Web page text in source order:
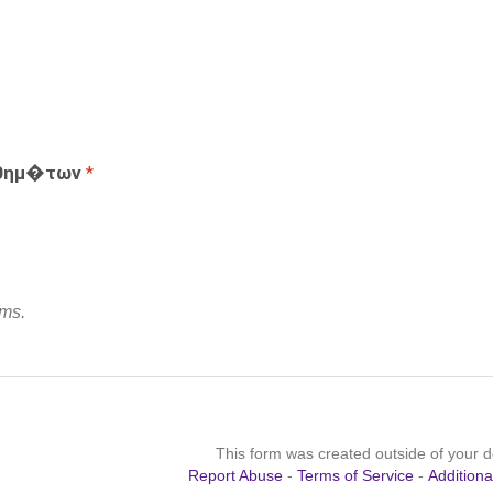
*
This form was created outside of your
Report Abuse -Terms of Service -